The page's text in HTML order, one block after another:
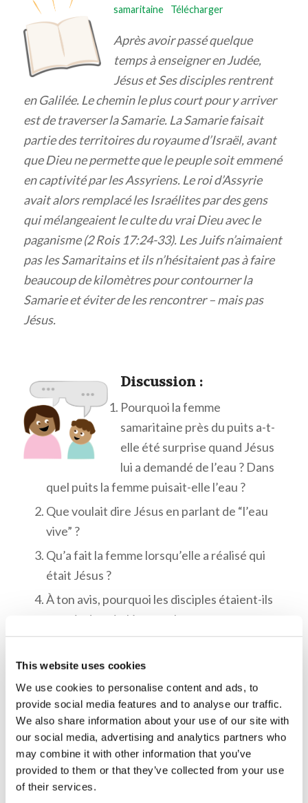
This website uses cookies
We use cookies to personalise content and ads, to
provide social media features and to analyse our traffic.
We also share information about your use of our site with
our social media, advertising and analytics partners who
may combine it with other information that you’ve
provided to them or that they’ve collected from your use
of their services.
samaritaine
Télécharger
Après avoir passé quelque
temps à enseigner en Judée,
Jésus et Ses disciples rentrent
en Galilée. Le chemin le plus court pour y arriver
est de traverser la Samarie. La Samarie faisait
partie des territoires du royaume d’Israël, avant
que Dieu ne permette que le peuple soit emmené
en captivité par les Assyriens. Le roi d’Assyrie
avait alors remplacé les Israélites par des gens
qui mélangeaient le culte du vrai Dieu avec le
paganisme (2 Rois 17:24-33). Les Juifs n’aimaient
pas les Samaritains et ils n’hésitaient pas à faire
beaucoup de kilomètres pour contourner la
Samarie et éviter de les rencontrer – mais pas
Jésus.
Discussion :
Pourquoi la femme
samaritaine près du puits a-t-
elle été surprise quand Jésus
lui a demandé de l’eau ? Dans
quel puits la femme puisait-elle l’eau ?
Que voulait dire Jésus en parlant de “l’eau
vive” ?
Qu’a fait la femme lorsqu’elle a réalisé qui
était Jésus ?
À ton avis, pourquoi les disciples étaient-ils
surpris de voir Jésus parler avec cette
femme samaritaine ?
Comment Jésus a-t-Il appelé Sa
“nourriture” ?
Quelle était l’Œuvre que Jésus devait
accomplir ? De quelles manières peux-tu
aider l’Œuvre que Jésus est en train
d’accomplir aujourd’hui, à travers Son
Église ?